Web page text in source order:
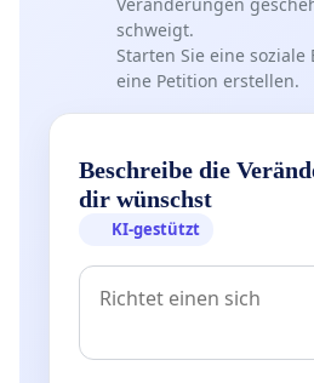
Veränderungen
schweigt.
Starten Sie eine
eine Petition erstellen.
Beschreibe die
dir wünschst
KI-gestützt